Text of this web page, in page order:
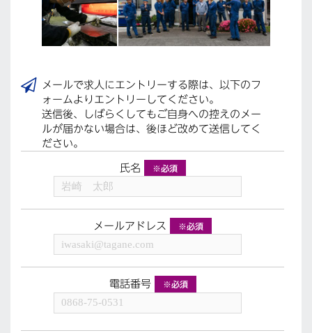
メールで求人にエントリーする際は、以下のフ
ォームよりエントリーしてください。
送信後、しばらくしてもご自身への控えのメー
ルが届かない場合は、後ほど改めて送信してく
ださい。
氏名 ※必須
メールアドレス ※必須
電話番号 ※必須